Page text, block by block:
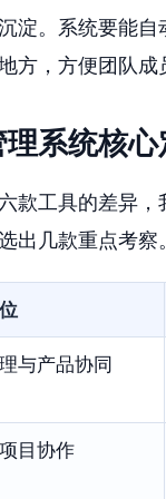
淀。系统要能
方，方便团队成
系统核
款工具的差异
出几款重点考察。
与产品协同
目协作